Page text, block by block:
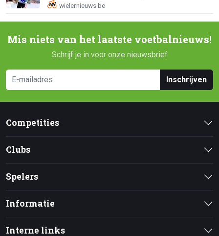
Mis niets van het laatste voetbalnieuws!
Schrijf je in voor onze nieuwsbrief
Inschrijven
Competities
Clubs
Spelers
Informatie
Interne links